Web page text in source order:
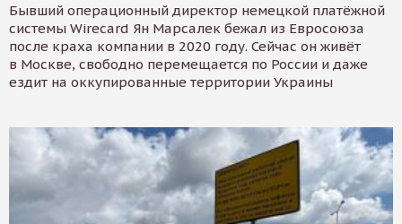
Бывший операционный директор немецкой платёжной
системы Wirecard Ян Марсалек бежал из Евросоюза
после краха компании в 2020 году. Сейчас он живёт
в Москве, свободно перемещается по России и даже
ездит на оккупированные территории Украины